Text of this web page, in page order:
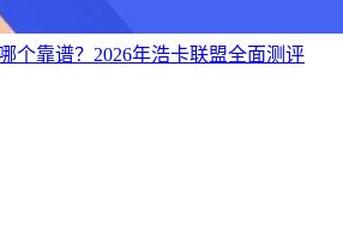
个靠谱？2026年浩卡联盟全面测评